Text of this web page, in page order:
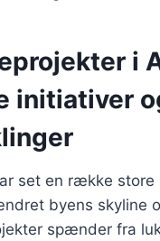
i
initiativer
set en række store
byens skyline
spænder fra